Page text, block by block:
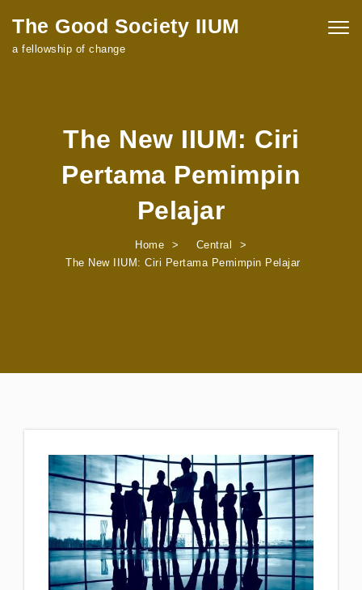
The Good Society IIUM
a fellowship of change
The New IIUM: Ciri
Pertama Pemimpin
Pelajar
Home
Central
The New IIUM: Ciri Pertama Pemimpin Pelajar